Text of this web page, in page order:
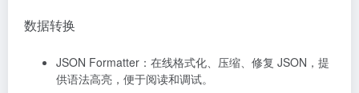
数据转换
JSON Formatter：在线格式化、压缩、修复 JSON，提
供语法高亮，便于阅读和调试。